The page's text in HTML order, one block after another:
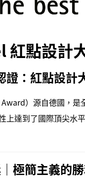
點設計
證：紅點設計
）源自德國，
上達到了國際頂尖水
極簡主義的